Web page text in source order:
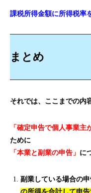
課税所得金額に所得税率
まとめ
それでは、ここまでの内
「確定申告で個人事業主
ために
「本業と副業の申告」 に
副業している場合の